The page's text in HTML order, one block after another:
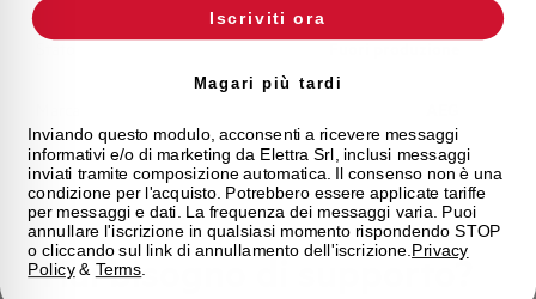
Hai bisogno di supporto?
Iscriviti ora
Magari più tardi
Inviando questo modulo, acconsenti a ricevere messaggi
informativi e/o di marketing da Elettra Srl, inclusi messaggi
inviati tramite composizione automatica. Il consenso non è una
condizione per l'acquisto. Potrebbero essere applicate tariffe
per messaggi e dati. La frequenza dei messaggi varia. Puoi
annullare l'iscrizione in qualsiasi momento rispondendo STOP
o cliccando sul link di annullamento dell'iscrizione. Privacy
Policy& Terms